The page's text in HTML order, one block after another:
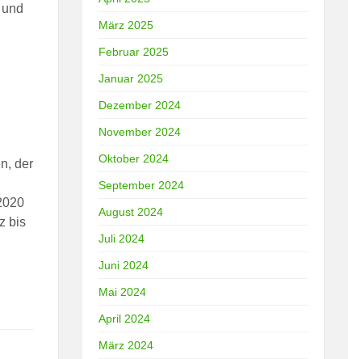
der
bis
März 2025
Februar 2025
Januar 2025
Dezember 2024
November 2024
Oktober 2024
September 2024
August 2024
Juli 2024
Juni 2024
Mai 2024
April 2024
März 2024